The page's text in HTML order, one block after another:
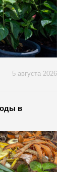
5 августа 2026
в